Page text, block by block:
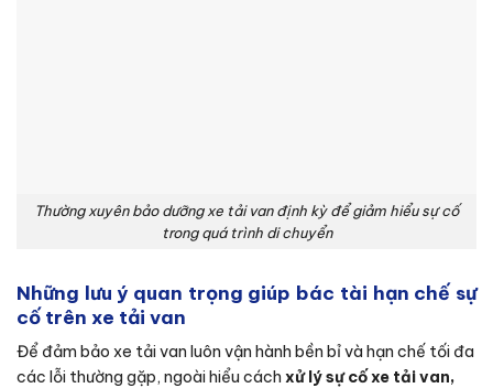
Thường xuyên bảo dưỡng xe tải van định kỳ để giảm hiểu sự cố
trong quá trình di chuyển
Những lưu ý quan trọng giúp bác tài hạn chế sự
cố trên xe tải van
Để đảm bảo xe tải van luôn vận hành bền bỉ và hạn chế tối đa
các lỗi thường gặp, ngoài hiểu cách xử lý sự cố xe tải van,